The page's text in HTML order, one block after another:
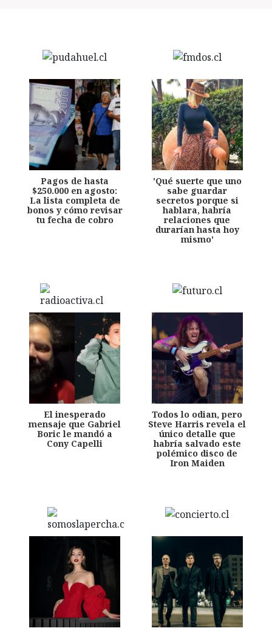
Pagos de hasta
$250.000 en agosto:
La lista completa de
bonos y cómo revisar
tu fecha de cobro
'Qué suerte que uno
sabe guardar
secretos porque si
hablara, habría
relaciones que
durarían hasta hoy
mismo'
El inesperado
mensaje que Gabriel
Boric le mandó a
Cony Capelli
Todos lo odian, pero
Steve Harris revela el
único detalle que
habría salvado este
polémico disco de
Iron Maiden